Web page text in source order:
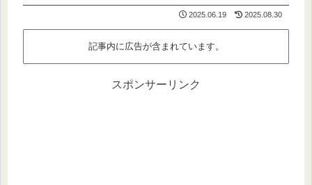
2025.06.19 2025.08.30
記事内に広告が含まれています。
スポンサーリンク